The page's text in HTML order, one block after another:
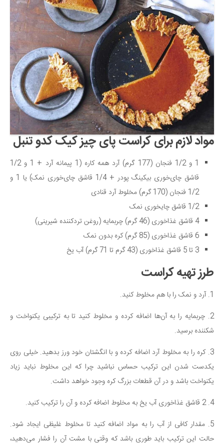
تاریخ
معماری
علمی
فناوری‌ها
نجوم و هوا فضا
زمین و محیط زیست
خودرو
سرگرمی
دانستنی‌ها
بازی
طنز
فال
مسابقه
اخبار
مواد لازم برای کراست پای چیز کیک کدو تنبل
1 و 1/2 فنجان (177 گرم) آرد همه کاره (1 پیمانه آرد + 1 و 1/2
قاشق چای‌خوری بیکینگ پودر + 1/4 قاشق چای‌خوری نمک) یا 1 و
1/2 فنجان (170 گرم) مخلوط آرد قنادی
1/2 قاشق چایخوری نمک
4 قاشق غذاخوری (46 گرم) چربمایه (روغن تردکننده شیرینی)
6 قاشق غذاخوری (85 گرم) کره بدون نمک
3 تا 5 قاشق غذاخوری (43 گرم تا 71 گرم) آب یخ
طرز تهیه کراست
1. آرد و نمک را با هم مخلوط کنید.
2. چربمایه را به آن‌ها اضافه کرده و مخلوط کنید تا به ترکیبی یکنواخت و
شکننده برسید.
3. کره را به مخلوط آرد اضافه کرده و با انگشتان خود ورز بدهید. خیلی روی
یکدست شدن این ترکیب حساس نباشید چرا که این مخلوط نباید زیاد
یکنواخت باشد و در آن قطعات بزرگ کره وجود خواهد داشت.
4. 2 قاشق غذاخوری آب یخ به مخلوط اضافه کرده و آن را ترکیب کنید.
5. مقدار کافی از آب را به مواد اضافه کنید تا مخلوط غلیظی ایجاد شود.
حالت این ترکیب باید طوری باشد که وقتی با مشت آن را فشار می‌دهید،